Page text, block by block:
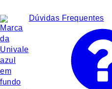
Dúvidas Frequentes